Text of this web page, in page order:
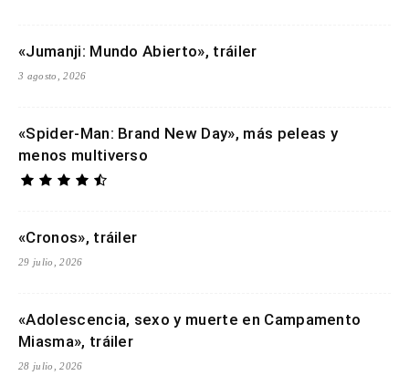
«Jumanji: Mundo Abierto», tráiler
3 agosto, 2026
«Spider-Man: Brand New Day», más peleas y
menos multiverso
«Cronos», tráiler
29 julio, 2026
«Adolescencia, sexo y muerte en Campamento
Miasma», tráiler
28 julio, 2026